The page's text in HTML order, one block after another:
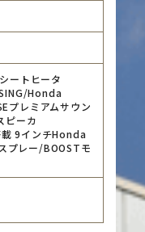
ートヒータ
Honda
プレミアムサウン
ピーカ
9インチHonda
プレー/BOOSTモ